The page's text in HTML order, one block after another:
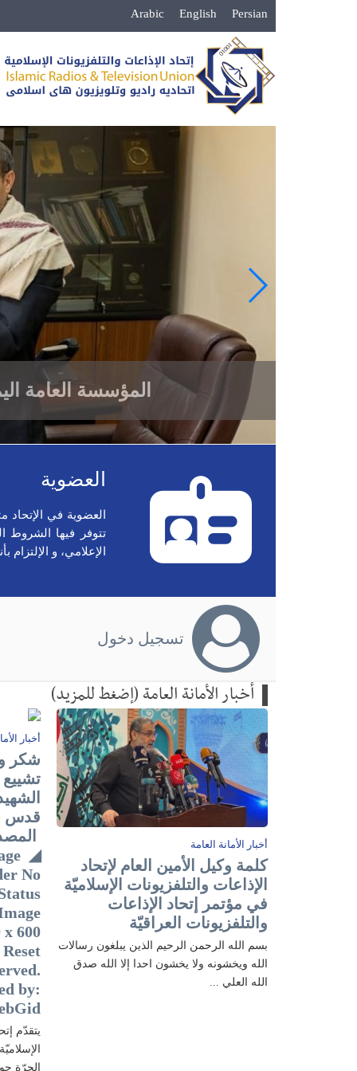
Arabic English Persian
المؤسسة العامة
العضوية
العضوية في الإتحاد
تتوفر فیها الشروط
الإعلامي، و
تسجيل دخول
أخبار الأمانة العامة (إضغط للمزيد)
أخبار الأمانة العامة
كلمة وكيل الأمين العام لإتحاد
الإذاعات والتلفزيونات الإسلاميّة
في مؤتمر إتحاد الإذاعات
والتلفزيونات العراقيّة
بسم الله الرحمن الرحيم الذين يبلغون رسالات
الله ويخشونه ولا يخشون احدا إلا الله صدق
الله العلي ...
أخبار
شكر
تشييع
No
x 600
by:
يتقدّم
الحرّة